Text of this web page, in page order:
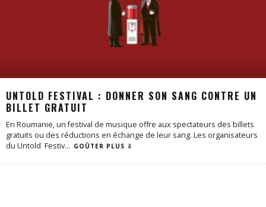
UNTOLD FESTIVAL : DONNER SON SANG CONTRE UN
BILLET GRATUIT
En Roumanie, un festival de musique offre aux spectateurs des billets
gratuits ou des réductions en échange de leur sang. Les organisateurs
du Untold Festiv... GOÛTER PLUS ⇩